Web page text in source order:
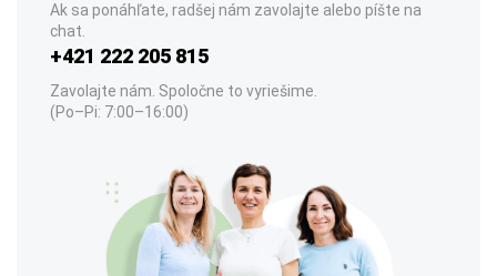
Ak sa ponáhľate, radšej nám zavolajte alebo píšte na
chat.
+421 222 205 815
Zavolajte nám. Spoločne to vyriešime.
(Po–Pi: 7:00–16:00)